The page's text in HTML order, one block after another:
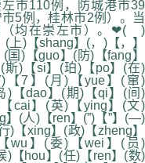
市110例，防城港市39
5例，桂林市2例）。当
（均在崇左市）。❤( )
)【shang】(，)【，】
)【guo】(防)【fang】
斯)【si】(珀)【po】(在)
【7】(月)【yue】(窜)
)【dao】(期)【qi】(间)
cai】(英)【ying】(文)
】(人)【ren】(”)【”】(—)
【xing】(政)【zheng】
wu】(委)【wei】(员)
)【hou】(任)【ren】(数)